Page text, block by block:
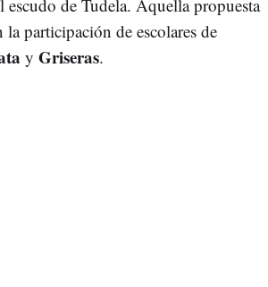
de Tudela. Aquella propuesta
participación de escolares de
y Griseras.